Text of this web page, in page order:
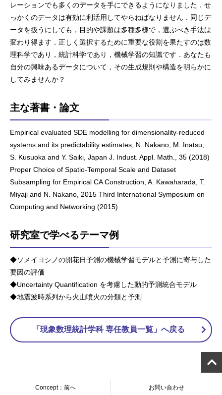
レーションでも多くのデータを手にできるようになりました．せ
っかくのデータは有効に利活用してやらねばなりません．同じデ
ータを扱うにしても，目的や課題は多種多様で，選ぶべき手法は
変わり得ます．正しく選択するために重要な役割を果たすのは数
理科学であり，統計科学であり，機械学習の知識です．あなたも
自分の興味あるデータについて，その生成規則や構造を明らかに
してみませんか？
主な著書・論文
Empirical evaluated SDE modelling for dimensionality-reduced
systems and its predictability estimates, N. Nakano, M. Inatsu,
S. Kusuoka and Y. Saiki, Japan J. Indust. Appl. Math., 35 (2018)
Proper Choice of Spatio-Temporal Scale and Dataset
Subsampling for Empirical CA Construction, A. Kawaharada, T.
Miyaji and N. Nakano, 2015 Third International Symposium on
Computing and Networking (2015)
研究室で学べるテーマ例
◆ソメイヨシノの開花日予測の機械学習モデルと予測に寄与した
要因の評価
◆Uncertainty Quantification を考慮した動的予測統合モデル
◆地震波時系列から火山噴火の分類と予測
「現象数理統計学科 専任教員一覧」へ戻る
Concept：前へ お問い合わせ